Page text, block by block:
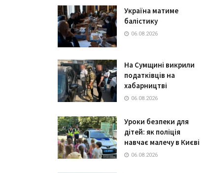
Україна матиме
балістику
06.08.2026
На Сумщині викрили
податківців на
хабарництві
06.08.2026
Уроки безпеки для
дітей: як поліція
навчає малечу в Києві
06.08.2026